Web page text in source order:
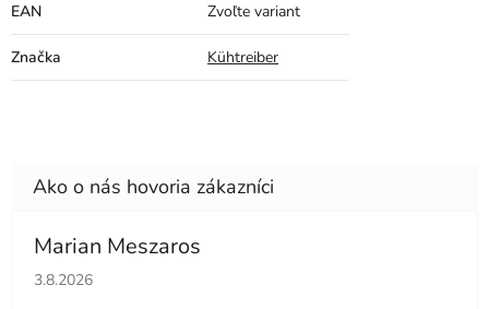
EAN Zvoľte variant
Značka Kühtreiber
Marian Meszaros
Hodnotenie obchodu je 5 z 5 hviezdičiek.
3.8.2026